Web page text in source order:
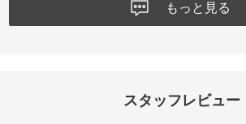
もっと見る
スタッフレビュー